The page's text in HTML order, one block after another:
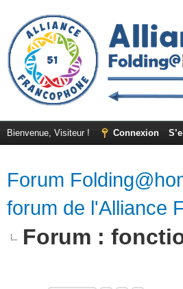
Bienvenue, Visiteur ! Connexion
Forum
forum de l'Alliance
Forum :